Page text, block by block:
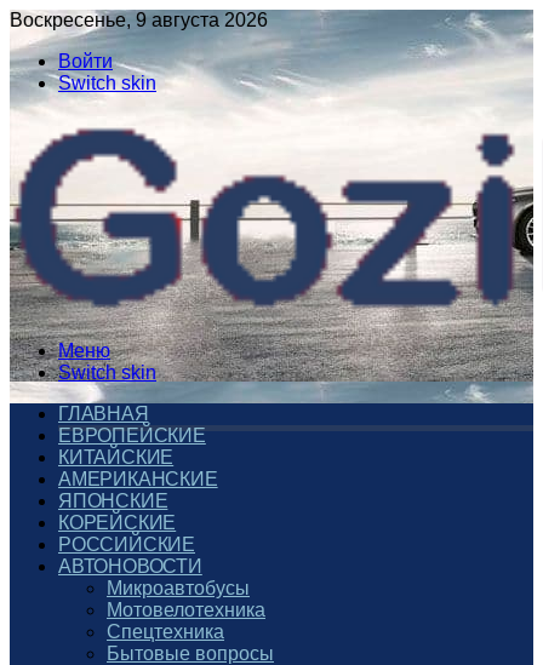
Воскресенье, 9 августа 2026
Войти
Switch skin
Меню
Switch skin
ГЛАВНАЯ
ЕВРОПЕЙСКИЕ
КИТАЙСКИЕ
АМЕРИКАНСКИЕ
ЯПОНСКИЕ
КОРЕЙСКИЕ
РОССИЙСКИЕ
АВТОНОВОСТИ
Микроавтобусы
Мотовелотехника
Спецтехника
Бытовые вопросы